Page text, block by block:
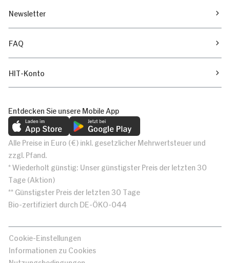
Newsletter
FAQ
HIT-Konto
Entdecken Sie unsere Mobile App
Alle Preise in Euro (€) inkl. gesetzlicher Mehrwertsteuer und
zzgl. Pfand.
* Wiederholt günstig: Unser günstigster Preis der letzten 30
Tage (Aktion)
** Günstigster Preis der letzten 30 Tage
Bio-zertifiziert durch DE-ÖKO-044
Cookie-Einstellungen
Informationen zu Cookies